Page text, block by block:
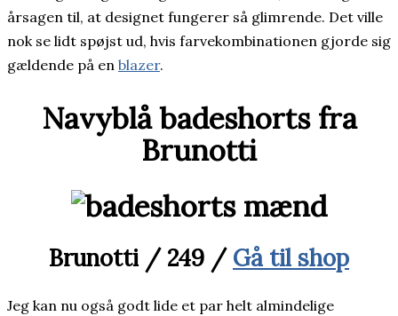
årsagen til, at designet fungerer så glimrende. Det ville
nok se lidt spøjst ud, hvis farvekombinationen gjorde sig
gældende på en blazer.
Navyblå badeshorts fra
Brunotti
Brunotti / 249 / Gå til shop
Jeg kan nu også godt lide et par helt almindelige